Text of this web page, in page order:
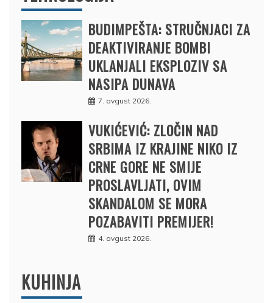
BUDIMPEŠTA: STRUČNJACI ZA
DEAKTIVIRANJE BOMBI
UKLANJALI EKSPLOZIV SA
NASIPA DUNAVA
7. avgust 2026.
VUKIĆEVIĆ: ZLOČIN NAD
SRBIMA IZ KRAJINE NIKO IZ
CRNE GORE NE SMIJE
PROSLAVLJATI, OVIM
SKANDALOM SE MORA
POZABAVITI PREMIJER!
4. avgust 2026.
KUHINJA